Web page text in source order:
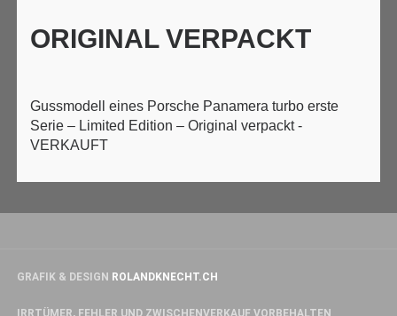
ORIGINAL VERPACKT
Gussmodell eines Porsche Panamera turbo erste
Serie – Limited Edition – Original verpackt -
VERKAUFT
GRAFIK & DESIGN ROLANDKNECHT.CH
IRRTÜMER, FEHLER UND ZWISCHENVERKAUF VORBEHALTEN